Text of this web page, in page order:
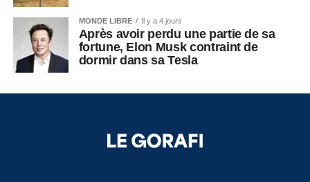
MONDE LIBRE Il y a 4 jours
Après avoir perdu une partie de sa
fortune, Elon Musk contraint de
dormir dans sa Tesla